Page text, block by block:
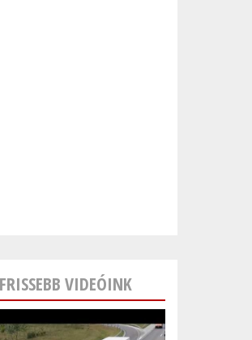
VIDEÓINK